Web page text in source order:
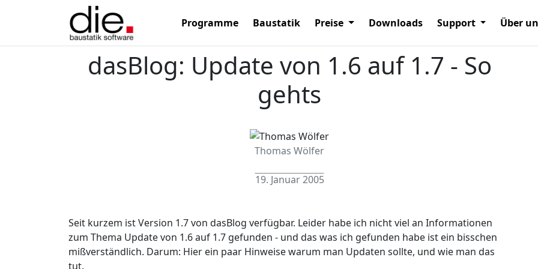
Programme Baustatik Preise Downloads Support Über
dasBlog: Update von 1.6 auf 1.7 - So
gehts
Thomas Wölfer
19. Januar 2005
Seit kurzem ist Version 1.7 von dasBlog verfügbar. Leider habe ich nicht viel an Informationen
zum Thema Update von 1.6 auf 1.7 gefunden - und das was ich gefunden habe ist ein bisschen
mißverständlich. Darum: Hier ein paar Hinweise warum man Updaten sollte, und wie man das
tut.